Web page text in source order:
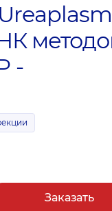
-
Заказать